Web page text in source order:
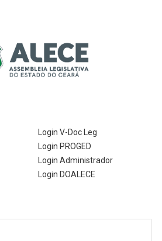
Login V-Doc Leg
Login PROGED
Login Administrador
Login DOALECE